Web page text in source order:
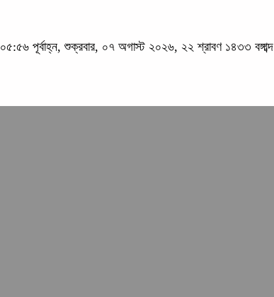
০৫:৫৬ পূর্বাহ্ন, শুক্রবার, ০৭ অগাস্ট ২০২৬, ২২ শ্রাবণ ১৪৩৩ বঙ্গাব্দ